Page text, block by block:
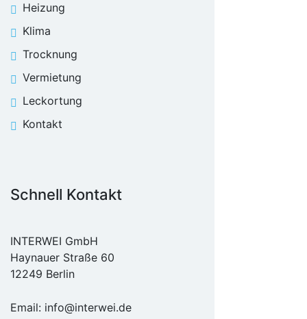
Heizung
Klima
Trocknung
Vermietung
Leckortung
Kontakt
Schnell Kontakt
INTERWEI GmbH
Haynauer Straße 60
12249 Berlin
Email: info@interwei.de